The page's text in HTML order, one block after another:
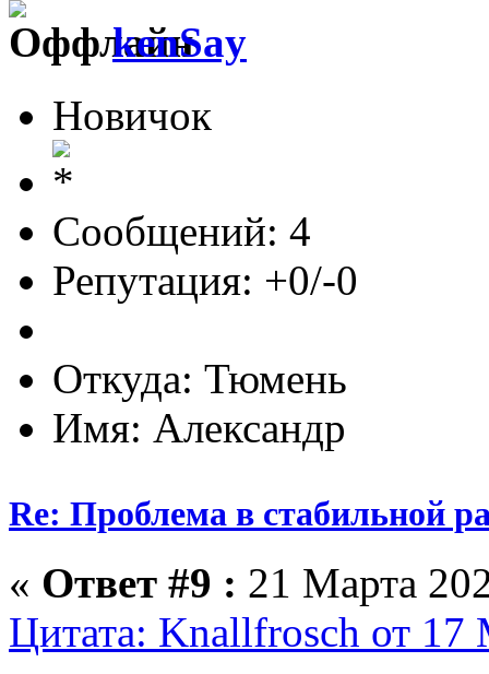
kenSay
Новичок
Сообщений: 4
Репутация: +0/-0
Откуда: Тюмень
Имя: Александр
Re: Проблема в стабильной
« Ответ #9 : 21 Марта
Цитата: Knallfrosch от 17